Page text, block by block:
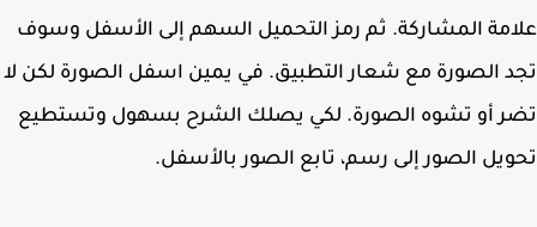
المشاركة. ثم رمز التحميل السهم إلى الأسفل وسوف
الصورة مع شعار التطبيق. في يمين اسفل الصورة لكن لا
أو تشوه الصورة. لكي يصلك الشرح بسهول وتستطيع
الصور إلى رسم، تابع الصور بالأسفل.